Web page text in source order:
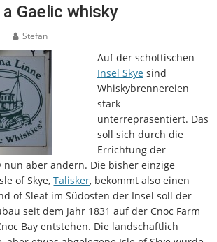
Gaelic whisky
Stefan
Auf der schottischen
Insel Skyesind
Whiskybrennereien
stark
unterrepräsentiert. Das
soll sich durch die
Errichtung der
nun aber ändern. Die bisher einzige
of Skye,Talisker, bekommt also einen
of Sleat im Südosten der Insel soll der
seit dem Jahr 1831 auf der Cnoc Farm
Bay entstehen. Die landschaftlich